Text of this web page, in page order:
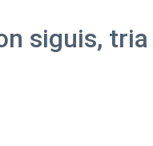
siguis,